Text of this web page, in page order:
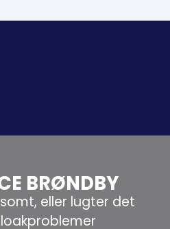
BRØNDBY
eller lugter det